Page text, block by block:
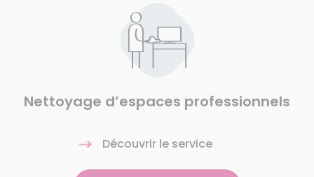
Nettoyage d’espaces professionnels
Découvrir le service